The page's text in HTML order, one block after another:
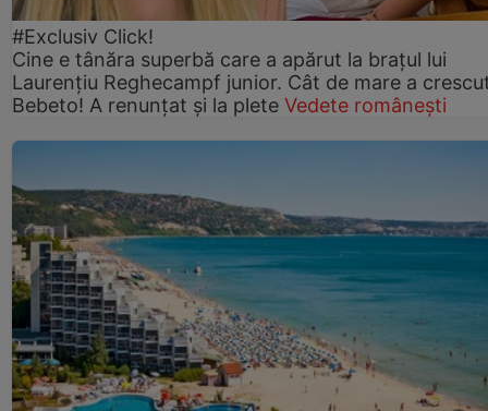
#Exclusiv Click!
Cine e tânăra superbă care a apărut la brațul lui
Laurențiu Reghecampf junior. Cât de mare a
Bebeto! A renunțat și la plete Vedete românești